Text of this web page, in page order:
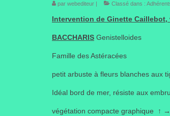
par webediteur | Classé dans :
Intervention de Ginette Caillebot,
BACCHARIS Genistelloides
Famille des Astéracées
petit arbuste à fleurs blanches aux
Idéal bord de mer, résiste aux
végétation compacte graphique ↑ →